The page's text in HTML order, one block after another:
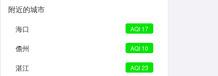
附近的城市
海口 AQI 17
儋州 AQI 10
湛江 AQI 23